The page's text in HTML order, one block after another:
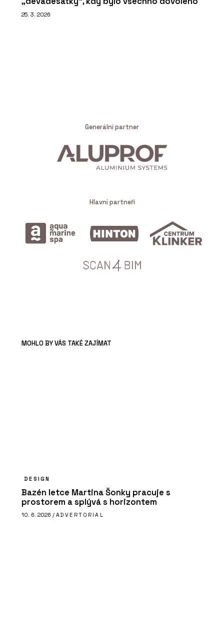
25. 3. 2026
Generální partner
Hlavní partneři
MOHLO BY VÁS TAKÉ ZAJÍMAT
DESIGN
Bazén letce Martina Šonky pracuje s
prostorem a splývá s horizontem
10. 6. 2026 / ADVERTORIAL